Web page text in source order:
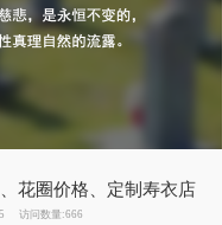
花圈价格、定制寿衣店
访问数量:666